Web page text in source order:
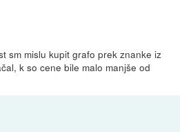
sm mislu kupit grafo prek znanke iz
k so cene bile malo manjše od